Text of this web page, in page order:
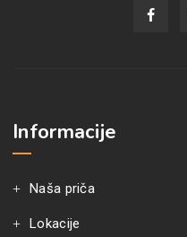
Informacije
Naša priča
Lokacije